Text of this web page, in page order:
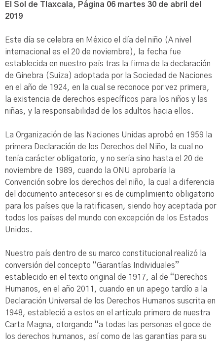
El Sol de Tlaxcala, Página 06 martes 30 de abril del
2019
Este día se celebra en México el día del niño (A nivel
internacional es el 20 de noviembre), la fecha fue
establecida en nuestro país tras la firma de la declaración
de Ginebra (Suiza) adoptada por la Sociedad de Naciones
en el año de 1924, en la cual se reconoce por vez primera,
la existencia de derechos específicos para los niños y las
niñas, y la responsabilidad de los adultos hacia ellos.
La Organización de las Naciones Unidas aprobó en 1959 la
primera Declaración de los Derechos del Niño, la cual no
tenía carácter obligatorio, y no sería sino hasta el 20 de
noviembre de 1989, cuando la ONU aprobaría la
Convención sobre los derechos del niño, la cual a diferencia
del documento antecesor si es de cumplimiento obligatorio
para los países que la ratificasen, siendo hoy aceptada por
todos los países del mundo con excepción de los Estados
Unidos.
Nuestro país dentro de su marco constitucional realizó la
conversión del concepto “Garantías Individuales”
establecido en el texto original de 1917, al de “Derechos
Humanos, en el año 2011, cuando en un apego tardío a la
Declaración Universal de los Derechos Humanos suscrita en
1948, estableció a estos en el artículo primero de nuestra
Carta Magna, otorgando “a todas las personas el goce de
los derechos humanos, así como de las garantías para su